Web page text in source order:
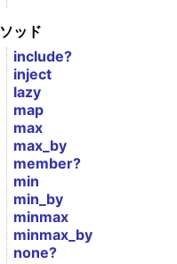
ッド
include?
inject
lazy
map
max
max_by
member?
min
min_by
minmax
minmax_by
none?